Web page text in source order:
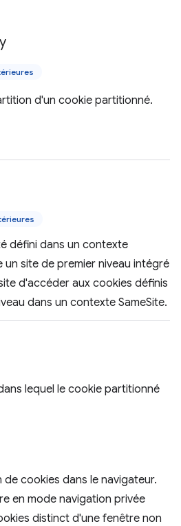
d'un cookie partitionné.
défini dans un contexte
un site de premier niveau intégré
d'accéder aux cookies définis
dans un contexte SameSite.
lequel le cookie partitionné
de cookies dans le navigateur.
en mode navigation privée
distinct d'une fenêtre non